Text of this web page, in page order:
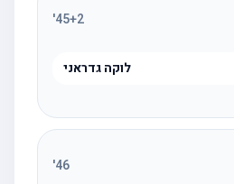
45+2
'
לוקה גדראני
46
'